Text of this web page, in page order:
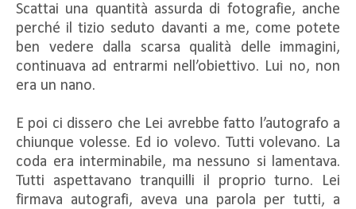
Scattai una quantità assurda di fotografie, anche
perché il tizio seduto davanti a me, come potete
ben vedere dalla scarsa qualità delle immagini,
continuava ad entrarmi nell’obiettivo. Lui no, non
era un nano.
E poi ci dissero che Lei avrebbe fatto l’autografo a
chiunque volesse. Ed io volevo. Tutti volevano. La
coda era interminabile, ma nessuno si lamentava.
Tutti aspettavano tranquilli il proprio turno. Lei
firmava autografi, aveva una parola per tutti, a